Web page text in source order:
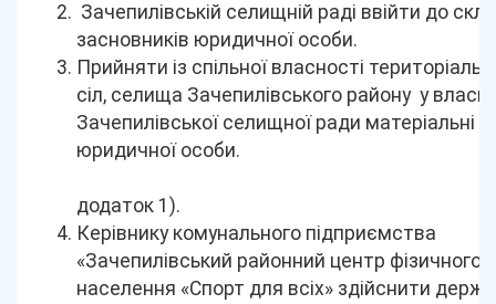
Зачепилівській селищній раді ввійти до
засновників юридичної особи.
Прийняти із спільної власності
сіл, селища Зачепилівського району у
Зачепилівської селищної ради матеріальні
юридичної особи.
додаток 1).
Керівнику комунального підприємства
«Зачепилівський районний центр фізичного
населення «Спорт для всіх» здійснити